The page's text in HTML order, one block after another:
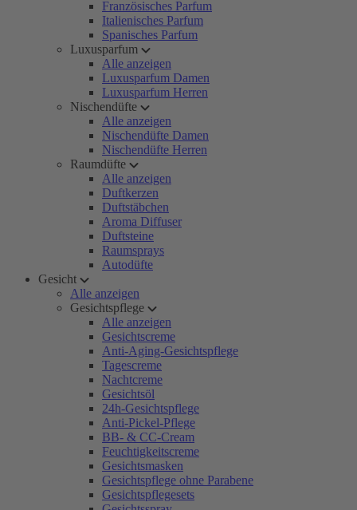
Französisches Parfum
Italienisches Parfum
Spanisches Parfum
Luxusparfum
Alle anzeigen
Luxusparfum Damen
Luxusparfum Herren
Nischendüfte
Alle anzeigen
Nischendüfte Damen
Nischendüfte Herren
Raumdüfte
Alle anzeigen
Duftkerzen
Duftstäbchen
Aroma Diffuser
Duftsteine
Raumsprays
Autodüfte
Gesicht
Alle anzeigen
Gesichtspflege
Alle anzeigen
Gesichtscreme
Anti-Aging-Gesichtspflege
Tagescreme
Nachtcreme
Gesichtsöl
24h-Gesichtspflege
Anti-Pickel-Pflege
BB- & CC-Cream
Feuchtigkeitscreme
Gesichtsmasken
Gesichtspflege ohne Parabene
Gesichtspflegesets